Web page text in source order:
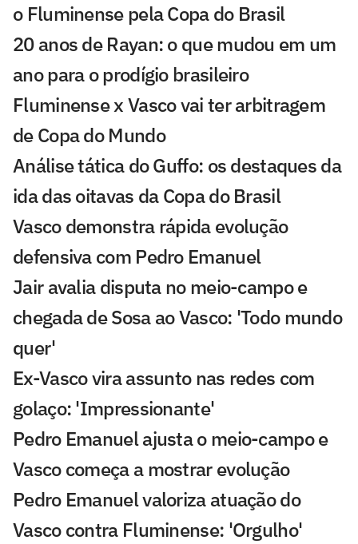
o Fluminense pela Copa do Brasil
20 anos de Rayan: o que mudou em um
ano para o prodígio brasileiro
Fluminense x Vasco vai ter arbitragem
de Copa do Mundo
Análise tática do Guffo: os destaques da
ida das oitavas da Copa do Brasil
Vasco demonstra rápida evolução
defensiva com Pedro Emanuel
Jair avalia disputa no meio-campo e
chegada de Sosa ao Vasco: 'Todo mundo
quer'
Ex-Vasco vira assunto nas redes com
golaço: 'Impressionante'
Pedro Emanuel ajusta o meio-campo e
Vasco começa a mostrar evolução
Pedro Emanuel valoriza atuação do
Vasco contra Fluminense: 'Orgulho'